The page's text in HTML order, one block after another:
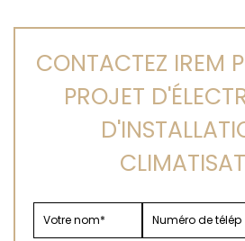
CONTACTEZ IREM
PROJET